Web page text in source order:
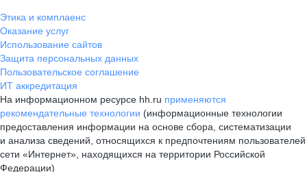
Этика и комплаенс
Оказание услуг
Использование сайтов
Защита персональных данных
Пользовательское соглашение
ИТ аккредитация
На информационном ресурсе hh.ru применяются
рекомендательные технологии (информационные технологии
предоставления информации на основе сбора, систематизации
и анализа сведений, относящихся к предпочтениям пользователей
сети «Интернет», находящихся на территории Российской
Федерации)